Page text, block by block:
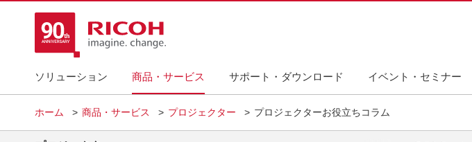
ソリューション 商品・サービス サポート・ダウンロード イベント・セミナー
ホーム 商品・サービス プロジェクター プロジェクターお役立ちコラム